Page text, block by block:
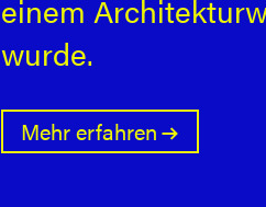
einem
wurde.
Mehr erfahren